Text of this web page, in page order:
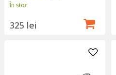
În stoc
325 lei